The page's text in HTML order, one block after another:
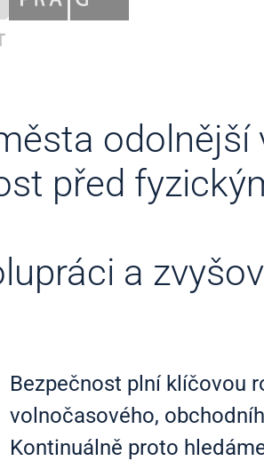
odolnější
před
a
Bezpečnost plní klíčovou
volnočasového,
Kontinuálně proto